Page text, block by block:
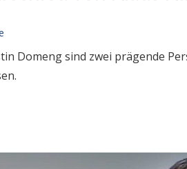
Domeng sind zwei prägende